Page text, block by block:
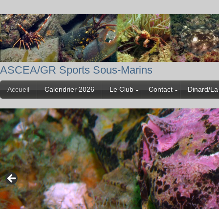
ASCEA/GR Sports Sous-Marins
Accueil Calendrier 2026 Le Club Contact Dinard/